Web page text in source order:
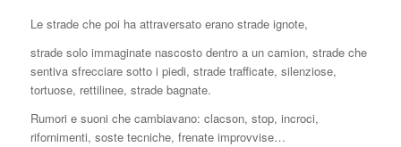
Le strade che poi ha attraversato erano strade ignote,
strade solo immaginate nascosto dentro a un camion, strade che
sentiva sfrecciare sotto i piedi, strade trafficate, silenziose,
tortuose, rettilinee, strade bagnate.
Rumori e suoni che cambiavano: clacson, stop, incroci,
rifornimenti, soste tecniche, frenate improvvise…